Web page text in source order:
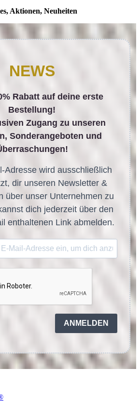
Aktionen, Neuheiten
NEWS
Rabatt auf deine erste
Bestellung!
Zugang zu unseren
Sonderangeboten und
Adresse wird ausschließlich
dir unseren Newsletter &
über unser Unternehmen zu
dich jederzeit über den
enthaltenen Link abmelden.
ANMELDEN